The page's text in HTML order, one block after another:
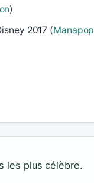
)
2017 (Manapop
les plus célèbre.